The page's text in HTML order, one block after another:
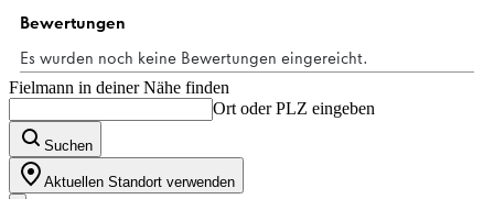
Bewertungen
Fielmann in deiner Nähe finden
Ort oder PLZ eingeben
Suchen
Aktuellen Standort verwenden